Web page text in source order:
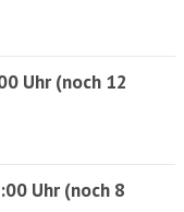
Uhr (noch 12
Uhr (noch 8